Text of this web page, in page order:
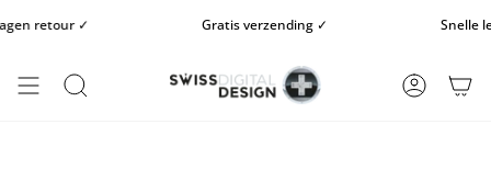
naarretour ✓ Gratis verzending ✓ Snelle
ZOEKOPDRACHT